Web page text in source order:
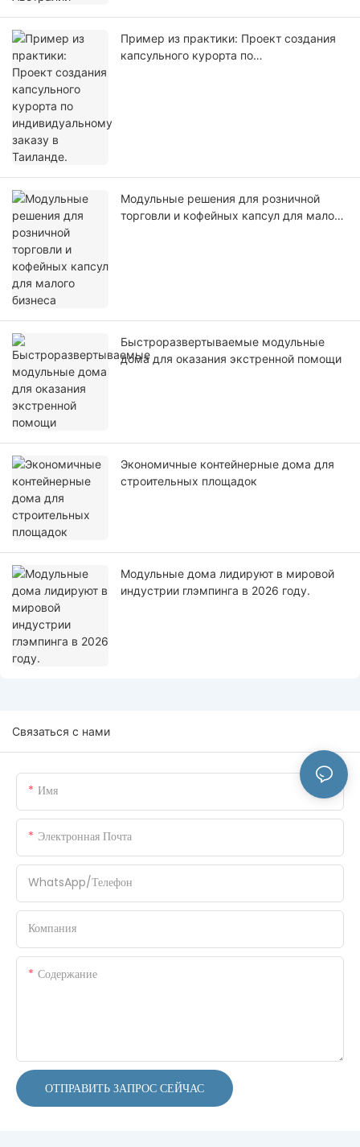
Пример из практики: Проект создания
капсульного курорта по
Модульные решения для розничной
торговли и кофейных капсул для малого
Быстроразвертываемые модульные
дома для оказания экстренной помощи
Экономичные контейнерные дома для
строительных площадок
Модульные дома лидируют в мировой
индустрии глэмпинга в 2026 году.
Связаться с нами
Имя
Электронная Почта
WhatsApp/Телефон
Компания
Содержание
ОТПРАВИТЬ ЗАПРОС СЕЙЧАС